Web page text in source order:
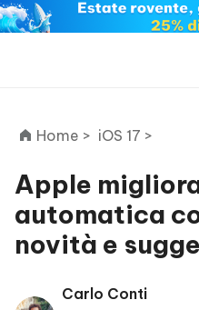
ReiBoot
for iOS
PDNob
Home > iOS 17 >
Apple
automatica
novità e
Carlo Conti